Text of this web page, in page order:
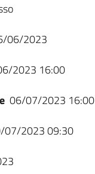
06/2023
2023 16:00
06/07/2023 16:00
07/2023 09:30